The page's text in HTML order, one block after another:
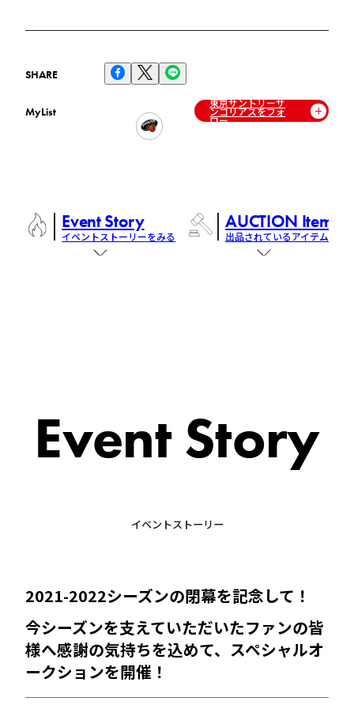
SHARE
MyList
東京サントリーサ
ンゴリアスをフォ
ロー
Event Story
イベントストーリーをみる
AUCTION Items
出品されているアイテム
Event Story
イベントストーリー
2021-2022シーズンの閉幕を記念して！
今シーズンを支えていただいたファンの皆
様へ感謝の気持ちを込めて、スペシャルオ
ークションを開催！